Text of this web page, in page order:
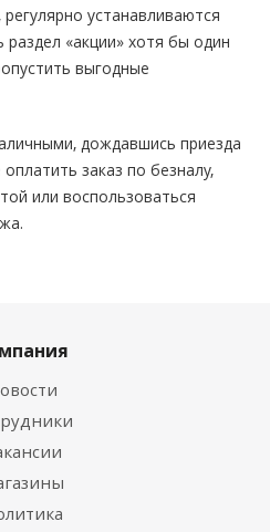
устанавливаются
раздел «акции» хотя бы один
выгодные
дождавшись приезда
заказ по безналу,
или воспользоваться